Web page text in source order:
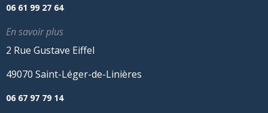
06 61 99 27 64
En savoir plus
2 Rue Gustave Eiffel
49070 Saint-Léger-de-Linières
06 67 97 79 14